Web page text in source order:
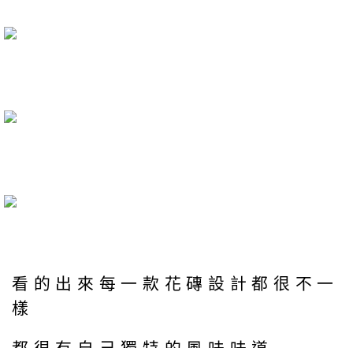
看的出來每一款花磚設計都很不一
樣